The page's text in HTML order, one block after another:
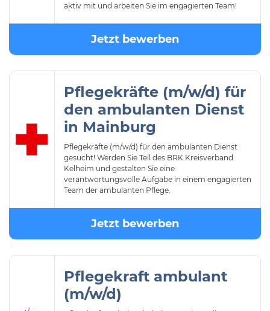
aktiv mit und arbeiten Sie im engagierten Team!
Jetzt bewerben
Pflegekräfte (m/w/d) für
den ambulanten Dienst
in Mainburg
Pflegekräfte (m/w/d) für den ambulanten Dienst
gesucht! Werden Sie Teil des BRK Kreisverband
Kelheim und gestalten Sie eine
verantwortungsvolle Aufgabe in einem engagierten
Team der ambulanten Pflege.
Jetzt bewerben
Pflegekraft ambulant
(m/w/d)